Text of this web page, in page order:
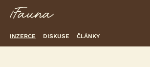
INZERCE DISKUSE ČLÁNKY